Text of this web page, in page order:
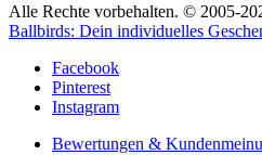
Alle Rechte vorbehalten. © 2005-
Ballbirds: Dein individuelles
Facebook
Pinterest
Instagram
Bewertungen &